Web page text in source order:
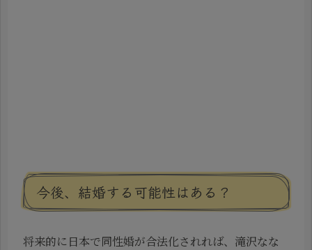
今後、結婚する可能性はある？
将来的に日本で同性婚が合法化されれば、滝沢なな